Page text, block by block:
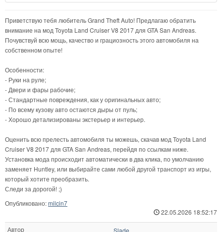
Приветствую тебя любитель Grand Theft Auto! Предлагаю обратить
внимание на мод Toyota Land Cruiser V8 2017 для GTA San Andreas.
Почувствуй всю мощь, качество и грациозность этого автомобиля на
собственном опыте!
Особенности:
- Руки на руле;
- Двери и фары рабочие;
- Стандартные повреждения, как у оригинальных авто;
- По всему кузову авто остаются дыры от пуль;
- Хорошо детализированы экстерьер и интерьер.
Оценить всю прелесть автомобиля ты можешь, скачав мод Toyota Land
Cruiser V8 2017 для GTA San Andreas, перейдя по ссылкам ниже.
Установка мода происходит автоматически в два клика, по умолчанию
заменяет Huntley, или выбирайте сами любой другой транспорт из игры,
который хотите преобразить.
Следи за дорогой! ;)
Опубликовано:milcin7
22.05.2026 18:52:17
Автор